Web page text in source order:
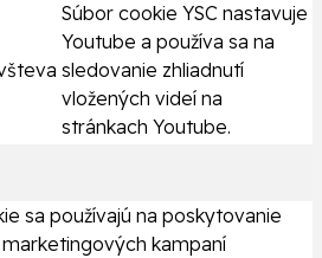
Súbor cookie YSC nastavuje
Youtube a používa sa na
sledovanie zhliadnutí
vložených videí na
stránkach Youtube.
sa používajú na poskytovanie
kampaní